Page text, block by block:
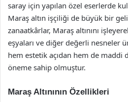
saray için yapılan özel eserlerde
Maraş altın işçiliği de büyük bir
zanaatkârlar, Maraş altınını
eşyaları ve diğer değerli nesneler
hem estetik açıdan hem de maddi
öneme sahip olmuştur.
Maraş Altınının Özellikleri